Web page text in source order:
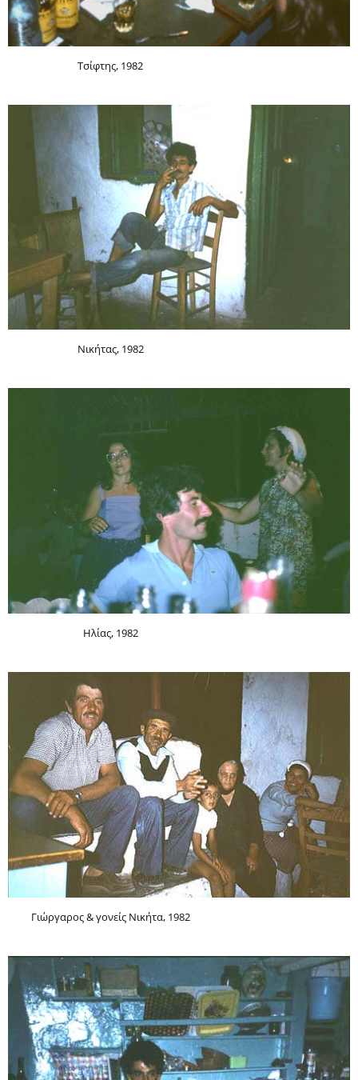
Τσίφτης, 1982
Νικήτας, 1982
Ηλίας, 1982
Γιώργαρος & γονείς Νικήτα, 1982